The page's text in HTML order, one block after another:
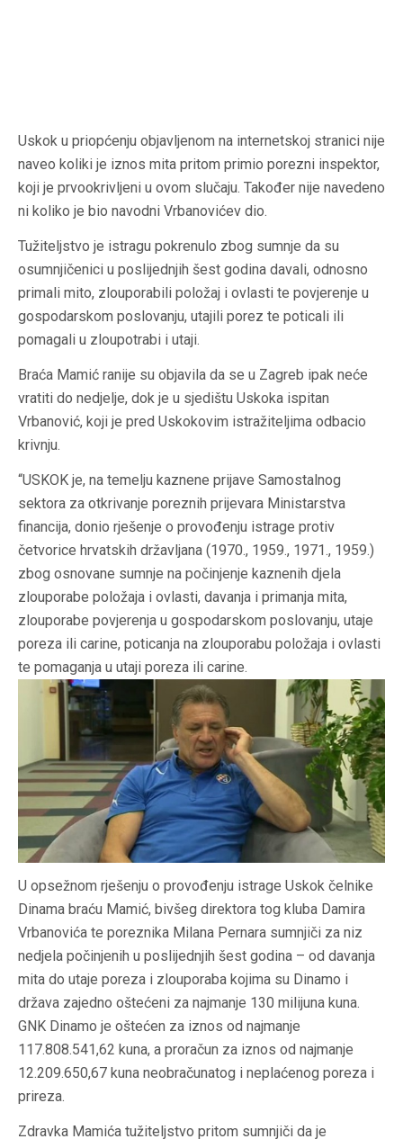
Uskok u priopćenju objavljenom na internetskoj stranici nije
naveo koliki je iznos mita pritom primio porezni inspektor,
koji je prvookrivljeni u ovom slučaju. Također nije navedeno
ni koliko je bio navodni Vrbanovićev dio.
Tužiteljstvo je istragu pokrenulo zbog sumnje da su
osumnjičenici u poslijednjih šest godina davali, odnosno
primali mito, zlouporabili položaj i ovlasti te povjerenje u
gospodarskom poslovanju, utajili porez te poticali ili
pomagali u zloupotrabi i utaji.
Braća Mamić ranije su objavila da se u Zagreb ipak neće
vratiti do nedjelje, dok je u sjedištu Uskoka ispitan
Vrbanović, koji je pred Uskokovim istražiteljima odbacio
krivnju.
“USKOK je, na temelju kaznene prijave Samostalnog
sektora za otkrivanje poreznih prijevara Ministarstva
financija, donio rješenje o provođenju istrage protiv
četvorice hrvatskih državljana (1970., 1959., 1971., 1959.)
zbog osnovane sumnje na počinjenje kaznenih djela
zlouporabe položaja i ovlasti, davanja i primanja mita,
zlouporabe povjerenja u gospodarskom poslovanju, utaje
poreza ili carine, poticanja na zlouporabu položaja i ovlasti
te pomaganja u utaji poreza ili carine.
U opsežnom rješenju o provođenju istrage Uskok čelnike
Dinama braću Mamić, bivšeg direktora tog kluba Damira
Vrbanovića te poreznika Milana Pernara sumnjiči za niz
nedjela počinjenih u poslijednjih šest godina – od davanja
mita do utaje poreza i zlouporaba kojima su Dinamo i
država zajedno oštećeni za najmanje 130 milijuna kuna.
GNK Dinamo je oštećen za iznos od najmanje
117.808.541,62 kuna, a proračun za iznos od najmanje
12.209.650,67 kuna neobračunatog i neplaćenog poreza i
prireza.
Zdravka Mamića tužiteljstvo pritom sumnjiči da je